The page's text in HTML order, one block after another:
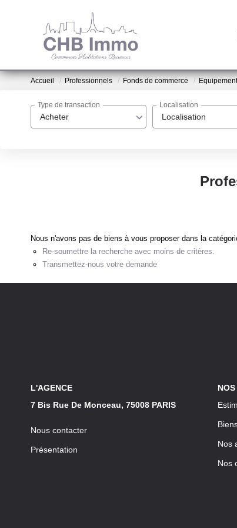
Accueil Professionnels Fonds de commerce Equipement
Acheter
Type de transaction
Localisation
Localisation
Nous n'avons pas de biens à vous proposer dans la
Re-soumettre la recherche avec moins de critères.
Transmettez-nous votre demande
L'AGENCE
7 Bis Rue De Monceau, 75008 PARIS
Nous contacter
Présentation
Nos
Nos